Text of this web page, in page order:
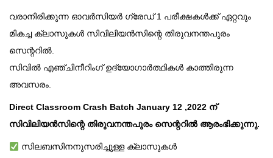
വരാനിരിക്കുന്ന ഓവർസിയർ ഗ്രേഡ് 1 പരീക്ഷകൾക്ക് ഏറ്റവും
മികച്ച ക്ലാസുകൾ സിവിലിയൻസിന്റെ തിരുവനന്തപുരം
സെന്ററിൽ.
സിവിൽ എഞ്ചിനീറിംഗ് ഉദ്യോഗാർത്ഥികൾ കാത്തിരുന്ന
അവസരം.
Direct Classroom Crash Batch January 12 ,2022 ന്
സിവിലിയൻസിന്റെ തിരുവനന്തപുരം സെന്ററിൽ ആരംഭിക്കുന്നു.
സിലബസിനനുസരിച്ചുള്ള ക്ലാസുകൾ